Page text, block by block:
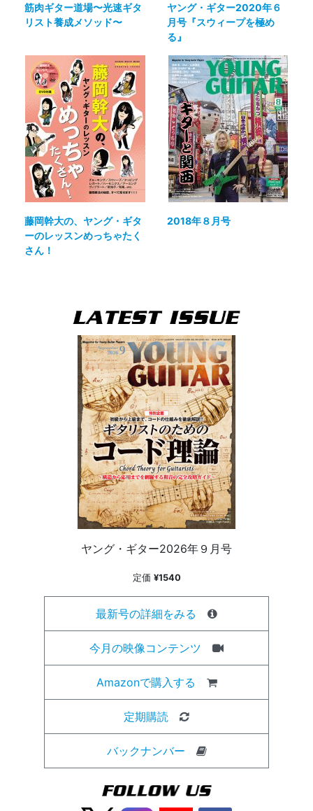
筋肉ギター道場〜光速ギタ
リスト養成メソッド〜
ヤング・ギター2020年６
月号『スウィープを極め
る』
藤岡幹大の、ヤング・ギタ
ーのレッスンめっちゃたく
さん！
2018年８月号
ヤング・ギター2026年９月号
定価 ¥1540
最新号の詳細をみる
今月の映像コンテンツ
Amazonで購入する
定期購読
バックナンバー